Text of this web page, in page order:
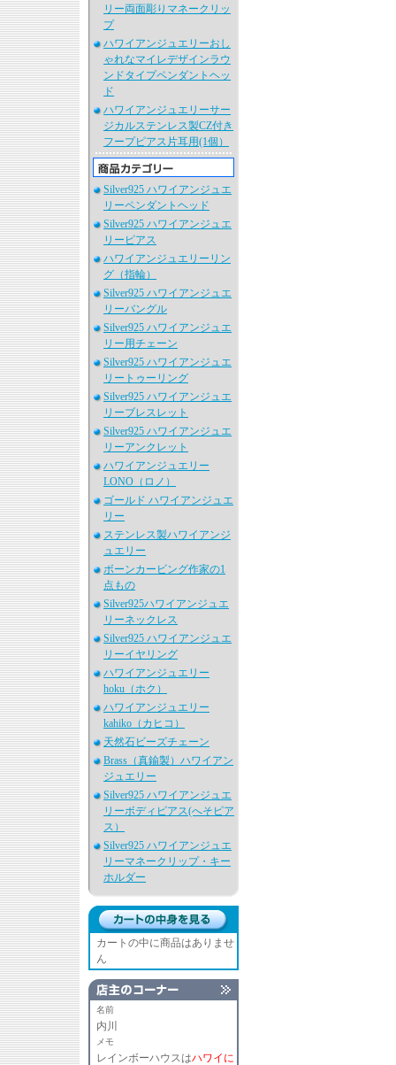
リー両面彫りマネークリッ
プ
ハワイアンジュエリーおし
ゃれなマイレデザインラウ
ンドタイプペンダントヘッ
ド
ハワイアンジュエリーサー
ジカルステンレス製CZ付き
フープピアス片耳用(1個）
Silver925 ハワイアンジュエ
リーペンダントヘッド
Silver925 ハワイアンジュエ
リーピアス
ハワイアンジュエリーリン
グ（指輪）
Silver925 ハワイアンジュエ
リーバングル
Silver925 ハワイアンジュエ
リー用チェーン
Silver925 ハワイアンジュエ
リートゥーリング
Silver925 ハワイアンジュエ
リーブレスレット
Silver925 ハワイアンジュエ
リーアンクレット
ハワイアンジュエリー
LONO（ロノ）
ゴールド ハワイアンジュエ
リー
ステンレス製ハワイアンジ
ュエリー
ボーンカービング作家の1
点もの
Silver925ハワイアンジュエ
リーネックレス
Silver925 ハワイアンジュエ
リーイヤリング
ハワイアンジュエリー
hoku（ホク）
ハワイアンジュエリー
kahiko（カヒコ）
天然石ビーズチェーン
Brass（真鍮製）ハワイアン
ジュエリー
Silver925 ハワイアンジュエ
リーボディピアス(へそピア
ス）
Silver925 ハワイアンジュエ
リーマネークリップ・キー
ホルダー
カートの中に商品はありませ
ん
名前
内川
メモ
レインボーハウスはハワイに